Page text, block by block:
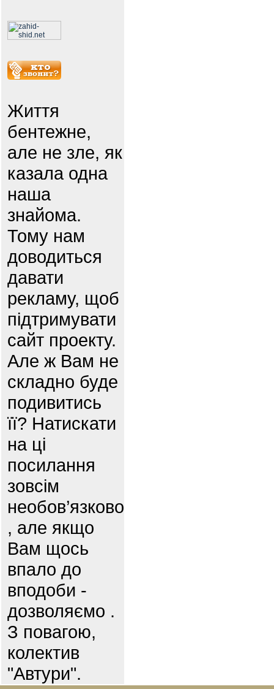
Життя
бентежне,
але не зле, як
казала одна
наша
знайома.
Тому нам
доводиться
давати
рекламу, щоб
підтримувати
сайт проекту.
Але ж Вам не
складно буде
подивитись
її? Натискати
на ці
посилання
зовсім
необов’язково
, але якщо
Вам щось
впало до
вподоби -
дозволяємо .
З повагою,
колектив
"Автури".